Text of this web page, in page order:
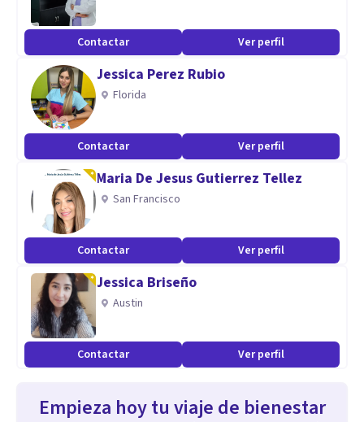
Contactar Ver perfil
Jessica Perez Rubio
Florida
Contactar Ver perfil
Maria De Jesus Gutierrez Tellez
San Francisco
Contactar Ver perfil
Jessica Briseño
Austin
Contactar Ver perfil
Empieza hoy tu viaje de bienestar